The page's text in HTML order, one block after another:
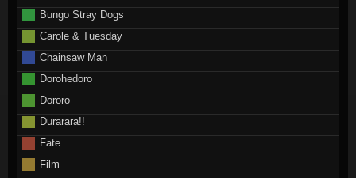
Bungo Stray Dogs
Carole & Tuesday
Chainsaw Man
Dorohedoro
Dororo
Durarara!!
Fate
Film